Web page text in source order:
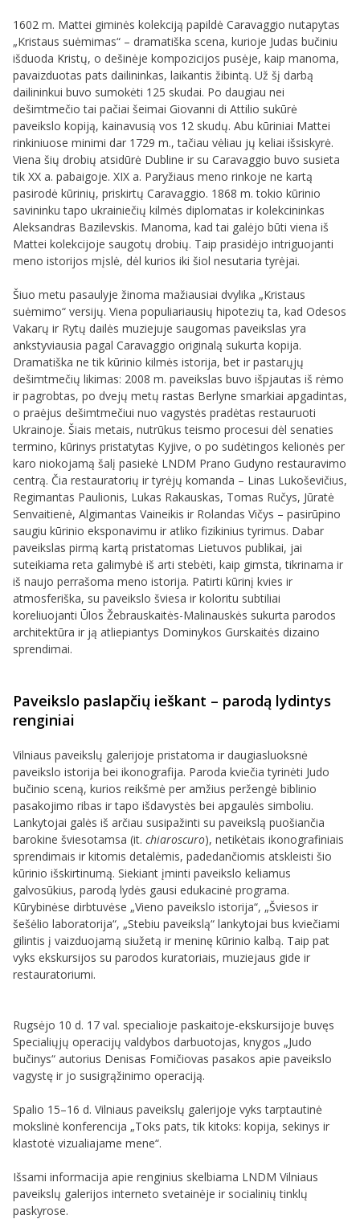
1602 m. Mattei giminės kolekciją papildė Caravaggio nutapytas
„Kristaus suėmimas“ – dramatiška scena, kurioje Judas bučiniu
išduoda Kristų, o dešinėje kompozicijos pusėje, kaip manoma,
pavaizduotas pats dailininkas, laikantis žibintą. Už šį darbą
dailininkui buvo sumokėti 125 skudai. Po daugiau nei
dešimtmečio tai pačiai šeimai Giovanni di Attilio sukūrė
paveikslo kopiją, kainavusią vos 12 skudų. Abu kūriniai Mattei
rinkiniuose minimi dar 1729 m., tačiau vėliau jų keliai išsiskyrė.
Viena šių drobių atsidūrė Dubline ir su Caravaggio buvo susieta
tik XX a. pabaigoje. XIX a. Paryžiaus meno rinkoje ne kartą
pasirodė kūrinių, priskirtų Caravaggio. 1868 m. tokio kūrinio
savininku tapo ukrainiečių kilmės diplomatas ir kolekcininkas
Aleksandras Bazilevskis. Manoma, kad tai galėjo būti viena iš
Mattei kolekcijoje saugotų drobių. Taip prasidėjo intriguojanti
meno istorijos mįslė, dėl kurios iki šiol nesutaria tyrėjai.
Šiuo metu pasaulyje žinoma mažiausiai dvylika „Kristaus
suėmimo“ versijų. Viena populiariausių hipotezių ta, kad Odesos
Vakarų ir Rytų dailės muziejuje saugomas paveikslas yra
ankstyviausia pagal Caravaggio originalą sukurta kopija.
Dramatiška ne tik kūrinio kilmės istorija, bet ir pastarųjų
dešimtmečių likimas: 2008 m. paveikslas buvo išpjautas iš rėmo
ir pagrobtas, po dvejų metų rastas Berlyne smarkiai apgadintas,
o praėjus dešimtmečiui nuo vagystės pradėtas restauruoti
Ukrainoje. Šiais metais, nutrūkus teismo procesui dėl senaties
termino, kūrinys pristatytas Kyjive, o po sudėtingos kelionės per
karo niokojamą šalį pasiekė LNDM Prano Gudyno restauravimo
centrą. Čia restauratorių ir tyrėjų komanda – Linas Lukoševičius,
Regimantas Paulionis, Lukas Rakauskas, Tomas Ručys, Jūratė
Senvaitienė, Algimantas Vaineikis ir Rolandas Vičys – pasirūpino
saugiu kūrinio eksponavimu ir atliko fizikinius tyrimus. Dabar
paveikslas pirmą kartą pristatomas Lietuvos publikai, jai
suteikiama reta galimybė iš arti stebėti, kaip gimsta, tikrinama ir
iš naujo perrašoma meno istorija. Patirti kūrinį kvies ir
atmosferiška, su paveikslo šviesa ir koloritu subtiliai
koreliuojanti Ūlos Žebrauskaitės-Malinauskės sukurta parodos
architektūra ir ją atliepiantys Dominykos Gurskaitės dizaino
sprendimai.
Paveikslo paslapčių ieškant – parodą lydintys
renginiai
Vilniaus paveikslų galerijoje pristatoma ir daugiasluoksnė
paveikslo istorija bei ikonografija. Paroda kviečia tyrinėti Judo
bučinio sceną, kurios reikšmė per amžius peržengė biblinio
pasakojimo ribas ir tapo išdavystės bei apgaulės simboliu.
Lankytojai galės iš arčiau susipažinti su paveikslą puošiančia
barokine šviesotamsa (it. chiaroscuro), netikėtais ikonografiniais
sprendimais ir kitomis detalėmis, padedančiomis atskleisti šio
kūrinio išskirtinumą. Siekiant įminti paveikslo keliamus
galvosūkius, parodą lydės gausi edukacinė programa.
Kūrybinėse dirbtuvėse „Vieno paveikslo istorija“, „Šviesos ir
šešėlio laboratorija“, „Stebiu paveikslą“ lankytojai bus kviečiami
gilintis į vaizduojamą siužetą ir meninę kūrinio kalbą. Taip pat
vyks ekskursijos su parodos kuratoriais, muziejaus gide ir
restauratoriumi.
Rugsėjo 10 d. 17 val. specialioje paskaitoje-ekskursijoje buvęs
Specialiųjų operacijų valdybos darbuotojas, knygos „Judo
bučinys“ autorius Denisas Fomičiovas pasakos apie paveikslo
vagystę ir jo susigrąžinimo operaciją.
Spalio 15–16 d. Vilniaus paveikslų galerijoje vyks tarptautinė
mokslinė konferencija „Toks pats, tik kitoks: kopija, sekinys ir
klastotė vizualiajame mene“.
Išsami informacija apie renginius skelbiama LNDM Vilniaus
paveikslų galerijos interneto svetainėje ir socialinių tinklų
paskyrose.